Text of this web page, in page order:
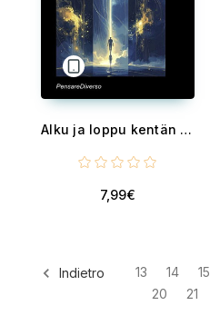
Alku ja loppu kentän siirtyminä. - Matka tieteen, filosofian ja tietoisuuden välillä, jossa syntymää ja kuolemaa ei tarkastella alkuina ja loppuina, vaan kosmisena prosessina.
7,99€
Indietro 13 14 15
20
21